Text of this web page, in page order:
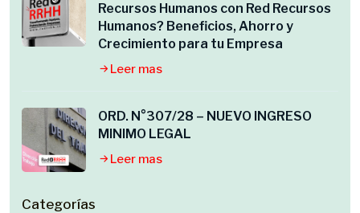
Recursos Humanos con Red Recursos
Humanos? Beneficios, Ahorro y
Crecimiento para tu Empresa
Leer mas
ORD. N°307/28 – NUEVO INGRESO
MINIMO LEGAL
Leer mas
Categorías